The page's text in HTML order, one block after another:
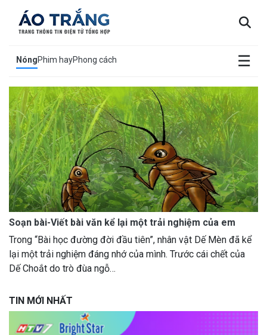
NóngPhim hayPhong cách ☰
×
Soạn bài-Viết bài văn kể lại một trải nghiệm của em
Trong “Bài học đường đời đầu tiên”, nhân vật Dế Mèn đã kể
lại một trải nghiệm đáng nhớ của mình. Trước cái chết của
Dế Choắt do trò đùa ngỗ…
TIN MỚI NHẤT